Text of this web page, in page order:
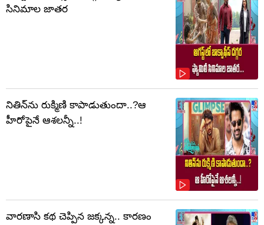
సినిమాల జాతర
నితిన్‌ను రుక్మిణి కాపాడుతుందా..?ఆ
హీరోపైనే ఆశలన్నీ..!
వారణాసి కథ చెప్పిన జక్కన్న.. కారణం